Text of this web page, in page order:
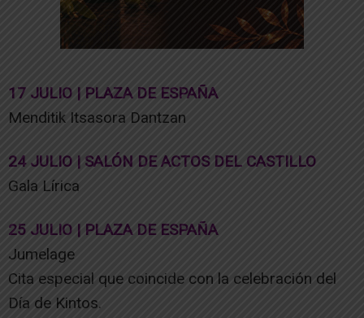
17 JULIO | PLAZA DE ESPAÑA
Menditik Itsasora Dantzan
24 JULIO | SALÓN DE ACTOS DEL CASTILLO
Gala Lírica
25 JULIO | PLAZA DE ESPAÑA
Jumelage
Cita especial que coincide con la celebración del
Día de Kintos.